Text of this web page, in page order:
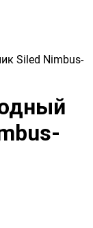
Siled Nimbus-